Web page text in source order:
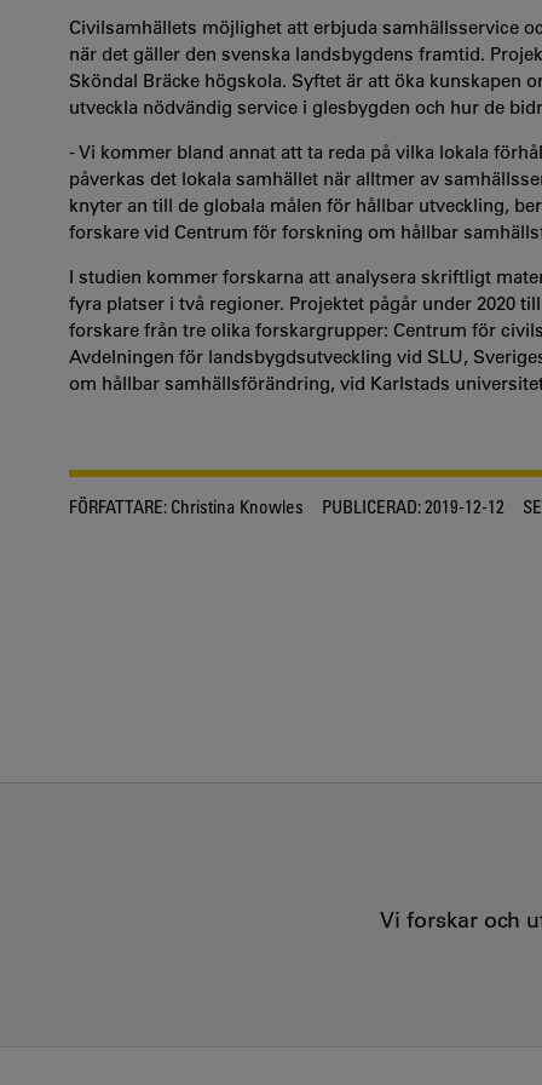
Civilsamhällets möjlighet att erbjuda samhällsservice
när det gäller den svenska landsbygdens framtid.
Sköndal Bräcke högskola. Syftet är att öka
utveckla nödvändig service i glesbygden och hur de
- Vi kommer bland annat att ta reda på vilka lokala
påverkas det lokala samhället när alltmer av
knyter an till de globala målen för hållbar utveckling,
forskare vid Centrum för forskning om hållbar
I studien kommer forskarna att analysera skriftligt
fyra platser i två regioner. Projektet pågår under 2020
forskare från tre olika forskargrupper: Centrum för
Avdelningen för landsbygdsutveckling vid SLU,
om hållbar samhällsförändring, vid Karlstads
FÖRFATTARE: Christina Knowles PUBLICERAD:2019-12-12
Vi forskar och